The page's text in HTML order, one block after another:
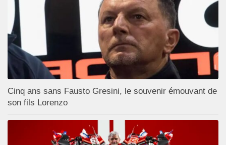
Cinq ans sans Fausto Gresini, le souvenir émouvant de
son fils Lorenzo